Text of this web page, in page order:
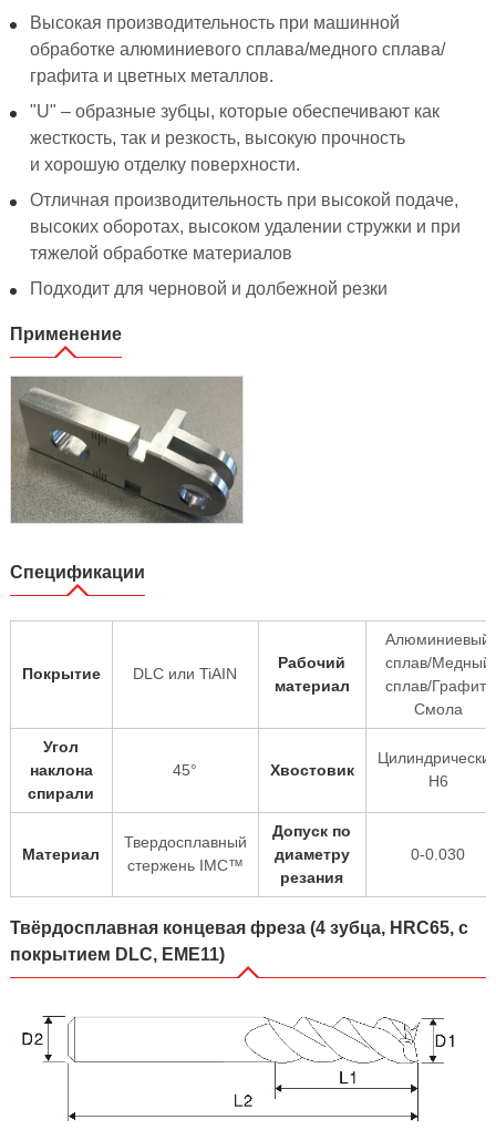
Высокая производительность при машинной
обработке алюминиевого сплава/медного сплава/
графита и цветных металлов.
"U" – образные зубцы, которые обеспечивают как
жесткость, так и резкость, высокую прочность
и хорошую отделку поверхности.
Отличная производительность при высокой подаче,
высоких оборотах, высоком удалении стружки и при
тяжелой обработке материалов
Подходит для черновой и долбежной резки
Применение
Спецификации
Покрытие DLC или TiAIN
Рабочий
материал
Алюминиевый
сплав/Медный
сплав/Графит/
Смола
Угол
наклона
спирали
45° Хвостовик
H6
Материал
Твердосплавный
стержень IMC™
Допуск по
диаметру
резания
0-0.030
Твёрдосплавная концевая фреза (4 зубца, HRC65, с
покрытием DLC, EME11)